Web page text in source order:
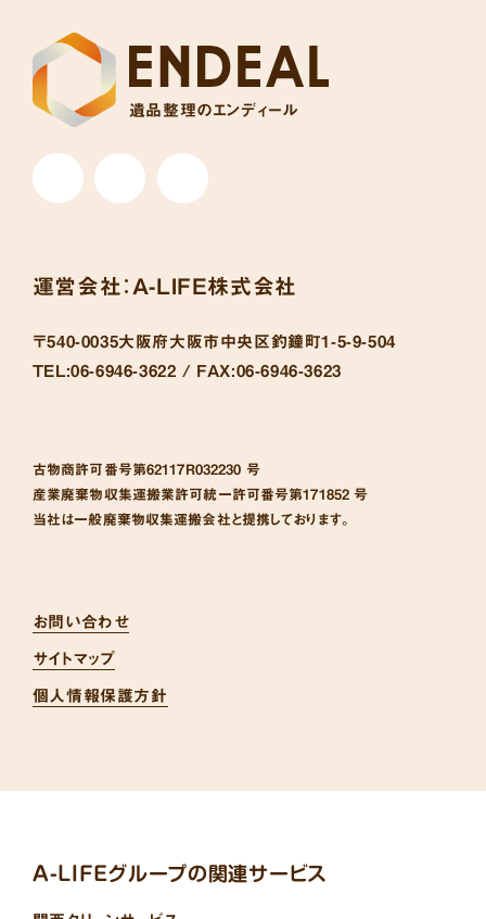
遺品整理のエンディール
運営会社： A-LIFE株式会社
〒540-0035大阪府大阪市中央区釣鐘町1-5-9-504
TEL:06-6946-3622 / FAX:06-6946-3623
古物商許可番号第62117R032230 号
産業廃棄物収集運搬業許可統一許可番号第171852 号
当社は一般廃棄物収集運搬会社と提携しております。
お問い合わせ
サイトマップ
個人情報保護方針
A-LIFEグループの関連サービス